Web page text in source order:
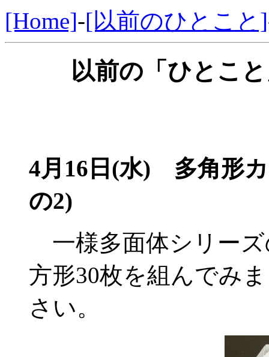
[Home]-[以前のひとこと]
以前の「ひとこ
4月16日(水) 多角形
の2)
一様多面体シリー
方形30枚を組んでみ
さい。